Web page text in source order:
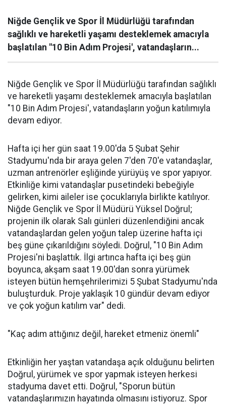
Niğde Gençlik ve Spor İl Müdürlüğü tarafından
sağlıklı ve hareketli yaşamı desteklemek amacıyla
başlatılan "10 Bin Adım Projesi', vatandaşların...
Niğde Gençlik ve Spor İl Müdürlüğü tarafından sağlıklı
ve hareketli yaşamı desteklemek amacıyla başlatılan
"10 Bin Adım Projesi', vatandaşların yoğun katılımıyla
devam ediyor.
Hafta içi her gün saat 19.00'da 5 Şubat Şehir
Stadyumu'nda bir araya gelen 7'den 70'e vatandaşlar,
uzman antrenörler eşliğinde yürüyüş ve spor yapıyor.
Etkinliğe kimi vatandaşlar pusetindeki bebeğiyle
gelirken, kimi aileler ise çocuklarıyla birlikte katılıyor.
Niğde Gençlik ve Spor İl Müdürü Yüksel Doğrul;
projenin ilk olarak Salı günleri düzenlendiğini ancak
vatandaşlardan gelen yoğun talep üzerine hafta içi
beş güne çıkarıldığını söyledi. Doğrul, "10 Bin Adım
Projesi'ni başlattık. İlgi artınca hafta içi beş gün
boyunca, akşam saat 19.00'dan sonra yürümek
isteyen bütün hemşehrilerimizi 5 Şubat Stadyumu'nda
buluşturduk. Proje yaklaşık 10 gündür devam ediyor
ve çok yoğun katılım var" dedi.
"Kaç adım attığınız değil, hareket etmeniz önemli"
Etkinliğin her yaştan vatandaşa açık olduğunu belirten
Doğrul, yürümek ve spor yapmak isteyen herkesi
stadyuma davet etti. Doğrul, "Sporun bütün
vatandaşlarımızın hayatında olmasını istiyoruz. Spor